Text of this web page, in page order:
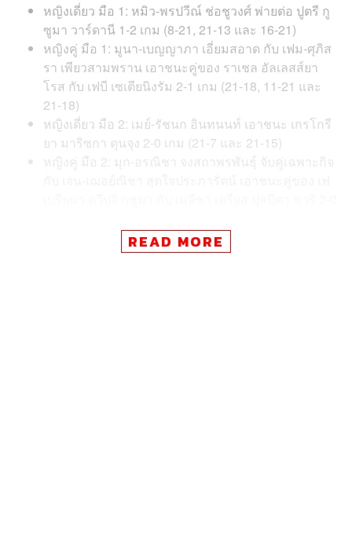
หญิงเดี่ยว มือ 1: หมิว-พรปวีณ์ ช่อชูวงศ์ พ่ายต่อ ปูตรี กู
ซูมา วาร์ดานี 1-2 เกม (8-21, 21-13 และ 16-21)
หญิงคู่ มือ 1: มูนา-เบญญาภา เอี่ยมสอาด กับ เฟม-ศุภิส
รา เพียวสามพราน เอาชนะคู่ของ ราเชล อัลเลสส์ยา
โรส กับ เฟบี เซเตียนิงรัม 2-1 เกม (21-18, 11-21 และ
21-18)
หญิงเดี่ยว มือ 2: เมย์-รัชนก อินทนนท์ เอาชนะ เกรโกรี
ยา มาริซกา ตุนจุง 2-0 เกม (21-7 และ 21-15)
หญิงคู่ มือ 2: มุก-อรณิชา จงสถาพรพันธุ์ จับคู่เฉพาะกิจ
READ MORE